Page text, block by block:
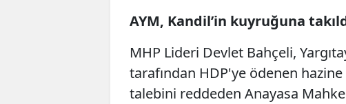
AYM, Kandil’in kuyruğuna
MHP Lideri Devlet Bahçeli,
tarafından HDP'ye ödenen
talebini reddeden Anayasa